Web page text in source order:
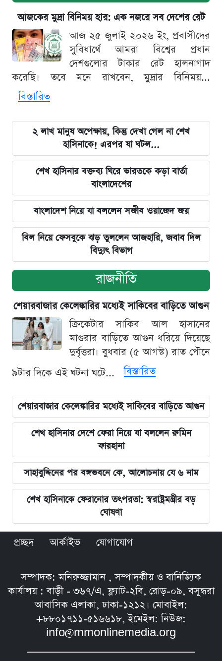
আজকের মুদ্রা বিনিময় হার: এক নজরে সব দেশের রেট
আজ ২৫ জুলাই ২০২৬ ইং, প্রবাসীদের
সুবিধার্থে আমরা বিশ্বের প্রধান
দেশগুলোর টাকার রেট হালনাগাদ
করেছি। তবে মনে রাখবেন, মুদ্রার বিনিময়...
বিস্তারিত
২ লাখ মানুষ অপেক্ষায়, কিন্তু দেখা গেল না শেখ
হাসিনাকে! এরপর যা ঘটল...
শেখ হাসিনার বক্তব্য ঘিরে ভারতকে কড়া বার্তা
বাংলাদেশের
বাংলাদেশ নিয়ে যা বললেন সজীব ওয়াজেদ জয়
বিল নিয়ে ফেসবুকে ঝড় তুললেন আজহারি, জবাব দিল
বিদ্যুৎ বিভাগ
রাজনীতি
শেয়ারবাজার কেলেঙ্কারির মধ্যেই সাকিবের বাড়িতে আগুন
ক্রিকেটার সাকিব আল হাসানের
মাগুরার বাড়িতে আগুন ধরিয়ে দিয়েছে
দুর্বৃত্তরা। বুধবার (৫ আগস্ট) রাত পৌনে
৯টার দিকে এই ঘটনা ঘটে...
বিস্তারিত
শেয়ারবাজার কেলেঙ্কারির মধ্যেই সাকিবের বাড়িতে আগুন
শেখ হাসিনার দেশে ফেরা নিয়ে যা বললেন রুমিন
ফারহানা
সাহাবুদ্দিনের পর বঙ্গভবনে কে, আলোচনায় যে ৬ নাম
শেখ হাসিনাকে ফেরানোর তৎপরতা: স্বরাষ্ট্রমন্ত্রীর বড়
ঘোষণা
প্রচ্ছদ আর্কাইভ যোগাযোগ
সম্পাদক: মনিরুজ্জামান , সম্পাদকীয় ও বানিজ্যিক
কার্যালয় : বাড়ী - ৩৬৭/এ, ফ্ল্যাট-২বি, রোড়-০৯, বসুন্ধরা
আবাসিক এলাকা, ঢাকা-১২১২। মোবাইল:
+৮৮০১৭১১-৫১৬৬১৮, ইমেইল: নিউজ:
info@mmonlinemedia.org